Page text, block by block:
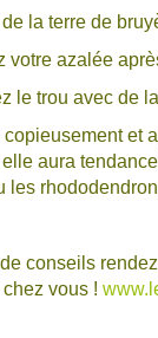
la terre de
votre azalée
le trou avec de
copieusement et
aura
les
conseils
vous !